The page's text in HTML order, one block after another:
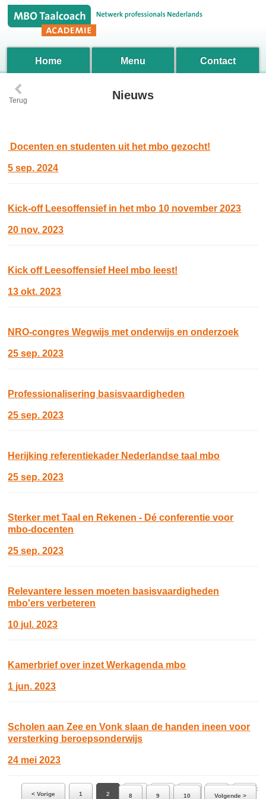
Home Menu Contact
‹
Terug Nieuws
Docenten en studenten uit het mbo gezocht!
5 sep. 2024
Kick-off Leesoffensief in het mbo 10 november 2023
20 nov. 2023
Kick off Leesoffensief Heel mbo leest!
13 okt. 2023
NRO-congres Wegwijs met onderwijs en onderzoek
25 sep. 2023
Professionalisering basisvaardigheden
25 sep. 2023
Herijking referentiekader Nederlandse taal mbo
25 sep. 2023
Sterker met Taal en Rekenen - Dé conferentie voor
mbo-docenten
25 sep. 2023
Relevantere lessen moeten basisvaardigheden
mbo'ers verbeteren
10 jul. 2023
Kamerbrief over inzet Werkagenda mbo
1 jun. 2023
Scholen aan Zee en Vonk slaan de handen ineen voor
versterking beroepsonderwijs
24 mei 2023
Ga naar pagina:
< Vorige
1 2 5 6 7
8 9 10 Volgende >